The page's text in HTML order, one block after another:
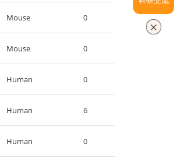
Mouse 0
Mouse 0
Human 0
Human 6
Human 0